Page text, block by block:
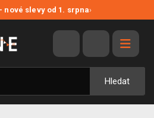
nové slevy od 1. srpna›
Hledat